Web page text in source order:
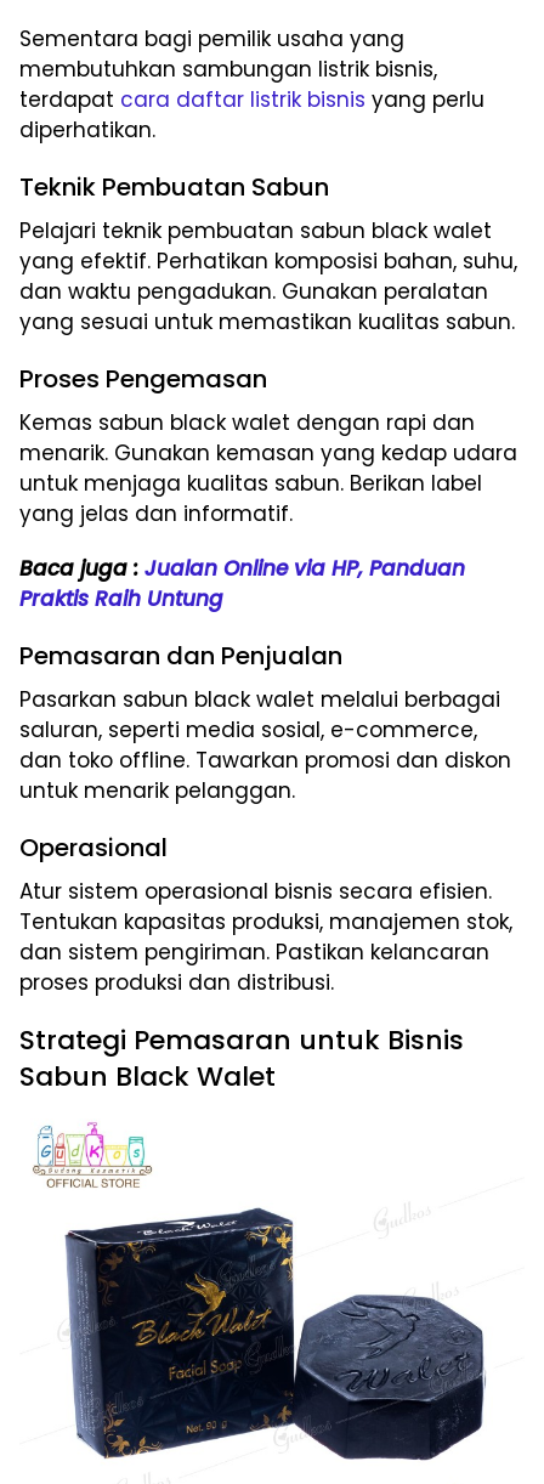
Sementara bagi pemilik usaha yang
membutuhkan sambungan listrik bisnis,
terdapat cara daftar listrik bisnis yang perlu
diperhatikan.
Teknik Pembuatan Sabun
Pelajari teknik pembuatan sabun black walet
yang efektif. Perhatikan komposisi bahan, suhu,
dan waktu pengadukan. Gunakan peralatan
yang sesuai untuk memastikan kualitas sabun.
Proses Pengemasan
Kemas sabun black walet dengan rapi dan
menarik. Gunakan kemasan yang kedap udara
untuk menjaga kualitas sabun. Berikan label
yang jelas dan informatif.
Baca juga : Jualan Online via HP, Panduan
Praktis Raih Untung
Pemasaran dan Penjualan
Pasarkan sabun black walet melalui berbagai
saluran, seperti media sosial, e-commerce,
dan toko offline. Tawarkan promosi dan diskon
untuk menarik pelanggan.
Operasional
Atur sistem operasional bisnis secara efisien.
Tentukan kapasitas produksi, manajemen stok,
dan sistem pengiriman. Pastikan kelancaran
proses produksi dan distribusi.
Strategi Pemasaran untuk Bisnis
Sabun Black Walet